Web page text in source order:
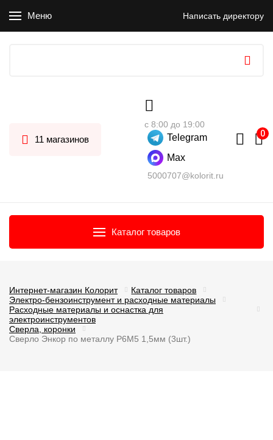
Меню Написать директору
11 магазинов
с 8:00 до 19:00
Telegram
Max
5000707@kolorit.ru
Каталог товаров
Интернет-магазин Колорит
Каталог товаров
Электро-бензоинструмент и расходные материалы
Расходные материалы и оснастка для
электроинструментов
Сверла, коронки
Сверло Энкор по металлу Р6М5 1,5мм (3шт.)